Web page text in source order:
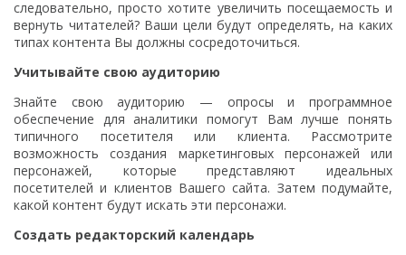
следовательно, просто хотите увеличить посещаемость и
вернуть читателей? Ваши цели будут определять, на каких
типах контента Вы должны сосредоточиться.
Учитывайте свою аудиторию
Знайте свою аудиторию — опросы и программное
обеспечение для аналитики помогут Вам лучше понять
типичного посетителя или клиента. Рассмотрите
возможность создания маркетинговых персонажей или
персонажей, которые представляют идеальных
посетителей и клиентов Вашего сайта. Затем подумайте,
какой контент будут искать эти персонажи.
Создать редакторский календарь